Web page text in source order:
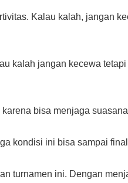
Kalau kalah, jangan
kalah jangan kecewa
bisa menjaga
kondisi ini bisa sampai
turnamen ini. Dengan